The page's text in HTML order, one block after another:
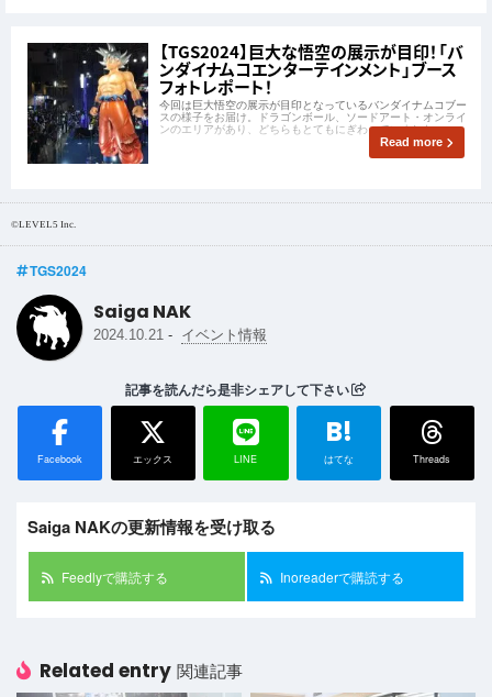
【TGS2024】巨大な悟空の展示が目印！「バ
ンダイナムコエンターテインメント」ブース
フォトレポート！
今回は巨大悟空の展示が目印となっているバンダイナムコブー
スの様子をお届け。ドラゴンボール、ソードアート・オンライ
ンのエリアがあり、どちらもとてもにぎわっていました。
Read more
©LEVEL5 Inc.
TGS2024
Saiga NAK
2024.10.21 - イベント情報
記事を読んだら是非シェアして下さい
Facebook エックス LINE
B!
はてな Threads
Saiga NAKの更新情報を受け取る
Feedlyで購読する Inoreaderで購読する
Related entry 関連記事